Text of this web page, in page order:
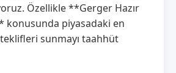
Özellikle **Gerger Hazır
konusunda piyasadaki en
sunmayı taahhüt